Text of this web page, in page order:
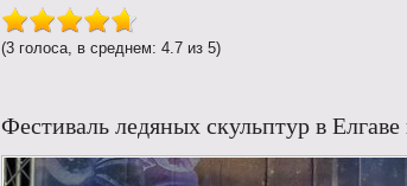
(3 голоса, в среднем: 4.7 из 5)
Фестиваль ледяных скульптур в Елгаве